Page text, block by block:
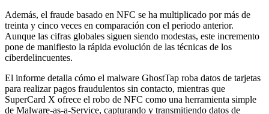
Además, el fraude basado en NFC se ha multiplicado por más de
treinta y cinco veces en comparación con el periodo anterior.
Aunque las cifras globales siguen siendo modestas, este incremento
pone de manifiesto la rápida evolución de las técnicas de los
ciberdelincuentes.
El informe detalla cómo el malware GhostTap roba datos de tarjetas
para realizar pagos fraudulentos sin contacto, mientras que
SuperCard X ofrece el robo de NFC como una herramienta simple
de Malware-as-a-Service, capturando y transmitiendo datos de